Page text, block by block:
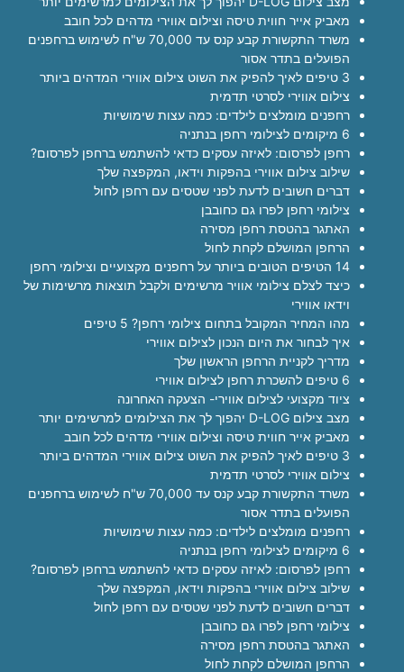
מאביק אייר חווית טיסה וצילום אווירי מדהים לכל חובב
משרד התקשורת קבע קנס עד 70,000 ש"ח לשימוש ברחפנים
הפועלים בתדר אסור
3 טיפים לאיך להפיק את השוט צילום אווירי המדהים ביותר
צילום אווירי לסרטי תדמית
רחפנים מומלצים לילדים: כמה עצות שימושיות
6 מיקומים לצילומי רחפן בנתניה
רחפן לפרסום: לאיזה עסקים כדאי להשתמש ברחפן לפרסום?
שילוב צילום אווירי בהפקות וידאו, המקפצה שלך
דברים חשובים לדעת לפני שטסים עם רחפן לחול
צילומי רחפן לפרו גם כחובבן
האתגר בהטסת רחפן מסירה
הרחפן המושלם לקחת לחול
14 הטיפים הטובים ביותר על רחפנים מקצועיים וצילומי רחפן
כיצד לצלם צילומי אוויר מרשימים ולקבל תוצאות מרשימות של
וידאו אווירי
מהו המחיר המקובל בתחום צילומי רחפן? 5 טיפים
איך לבחור את היום הנכון לצילום אווירי
מדריך לקניית הרחפן הראשון שלך
6 טיפים להשכרת רחפן לצילום אווירי
ציוד מקצועי לצילום אווירי- הצעקה האחרונה
מצב צילום D-LOG יהפוך לך את הצילומים למרשימים יותר
מאביק אייר חווית טיסה וצילום אווירי מדהים לכל חובב
3 טיפים לאיך להפיק את השוט צילום אווירי המדהים ביותר
צילום אווירי לסרטי תדמית
משרד התקשורת קבע קנס עד 70,000 ש"ח לשימוש ברחפנים
הפועלים בתדר אסור
רחפנים מומלצים לילדים: כמה עצות שימושיות
6 מיקומים לצילומי רחפן בנתניה
רחפן לפרסום: לאיזה עסקים כדאי להשתמש ברחפן לפרסום?
שילוב צילום אווירי בהפקות וידאו, המקפצה שלך
דברים חשובים לדעת לפני שטסים עם רחפן לחול
צילומי רחפן לפרו גם כחובבן
האתגר בהטסת רחפן מסירה
הרחפן המושלם לקחת לחול